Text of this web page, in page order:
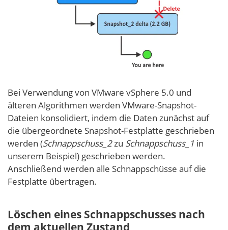
Bei Verwendung von VMware vSphere 5.0 und
älteren Algorithmen werden VMware-Snapshot-
Dateien konsolidiert, indem die Daten zunächst auf
die übergeordnete Snapshot-Festplatte geschrieben
werden (Schnappschuss_2zu Schnappschuss_1 in
unserem Beispiel) geschrieben werden.
Anschließend werden alle Schnappschüsse auf die
Festplatte übertragen.
Löschen eines Schnappschusses nach